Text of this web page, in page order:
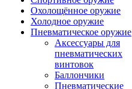
Охолощённое оружие
Холодное оружие
Пневматическое оружие
Аксессуары для
пневматических
винтовок
Баллончики
Пневматические